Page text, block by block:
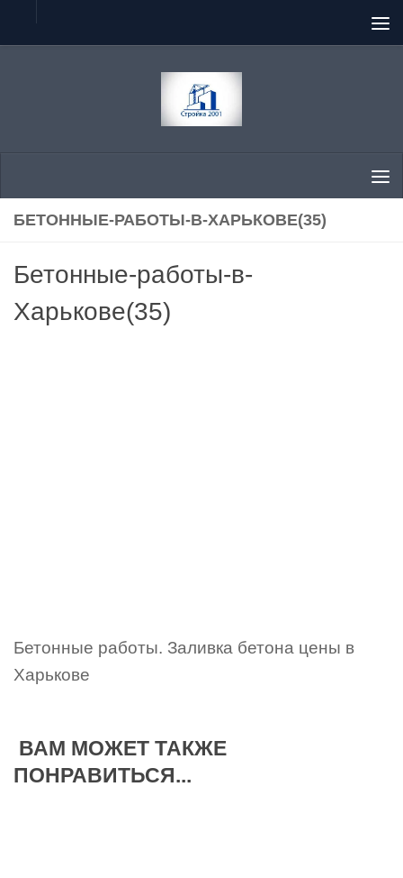
Перейти к содержимому
БЕТОННЫЕ-РАБОТЫ-В-ХАРЬКОВЕ(35)
Бетонные-работы-в-
Харькове(35)
Бетонные работы. Заливка бетона цены в
Харькове
ВАМ МОЖЕТ ТАКЖЕ
ПОНРАВИТЬСЯ...